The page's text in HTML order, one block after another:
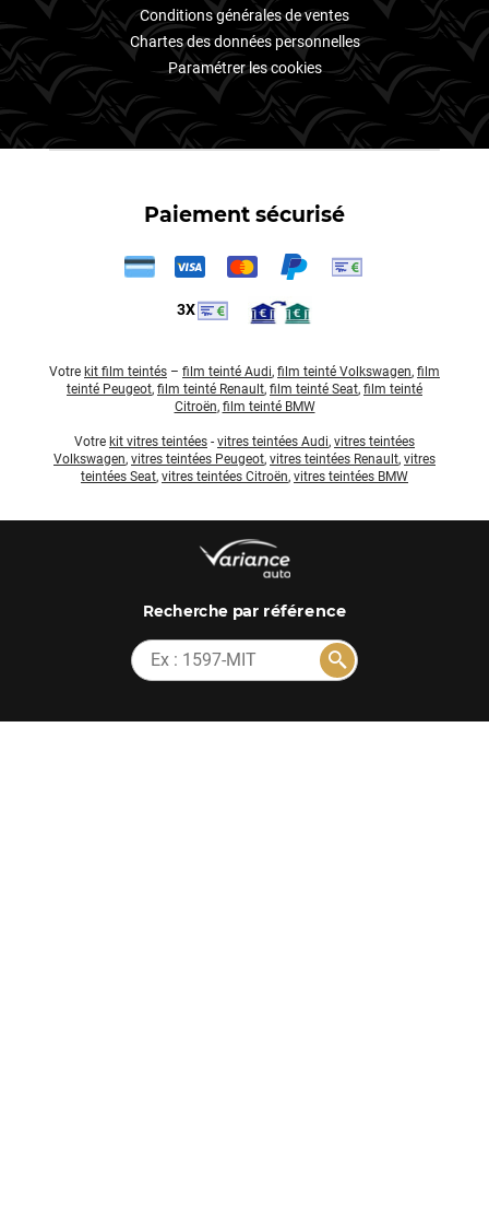
Conditions générales de ventes
Chartes des données personnelles
Paramétrer les cookies
Paiement sécurisé
3X
Votre kit film teintés – film teinté Audi, film teinté Volkswagen, film
teinté Peugeot, film teinté Renault, film teinté Seat, film teinté
Citroën, film teinté BMW
Votre kit vitres teintées - vitres teintées Audi, vitres teintées
Volkswagen, vitres teintées Peugeot, vitres teintées Renault, vitres
teintées Seat, vitres teintées Citroën, vitres teintées BMW
Recherchepar référence